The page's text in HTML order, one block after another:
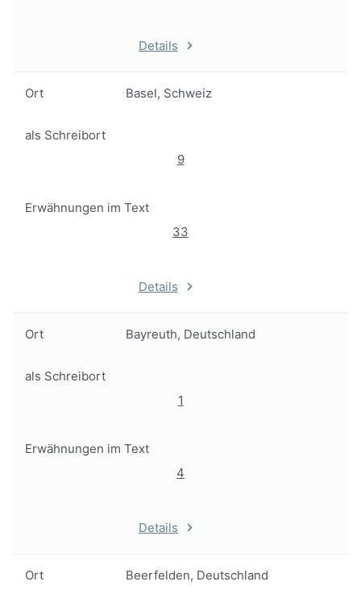
Details
Ort Basel, Schweiz
als Schreibort
9
Erwähnungen im Text
33
Details
Ort Bayreuth, Deutschland
als Schreibort
1
Erwähnungen im Text
4
Details
Ort Beerfelden, Deutschland